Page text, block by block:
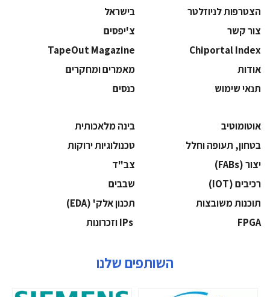
הצטרפות לניוזלטר
בישראל
צור קשר
צ'יפסים
Chiportal Index
TapeOut Magazine
אודות
מאמרים ומחקרים
תנאי שימוש
כנסים
אוטומוטיב
בינה מלאכותית
בטחון, תעופה וחלל
‫טכנולוגיות ירוקות‬
‫יצור (‪(FABs‬‬
‫צב"ד‬
‫רכיבים‬ (IOT)
‫שבבים‬
‫תוכנות משובצות‬
‫תכנון אלק' (‪(EDA‬‬
‫‪FPGA‬‬
השותפים שלנו